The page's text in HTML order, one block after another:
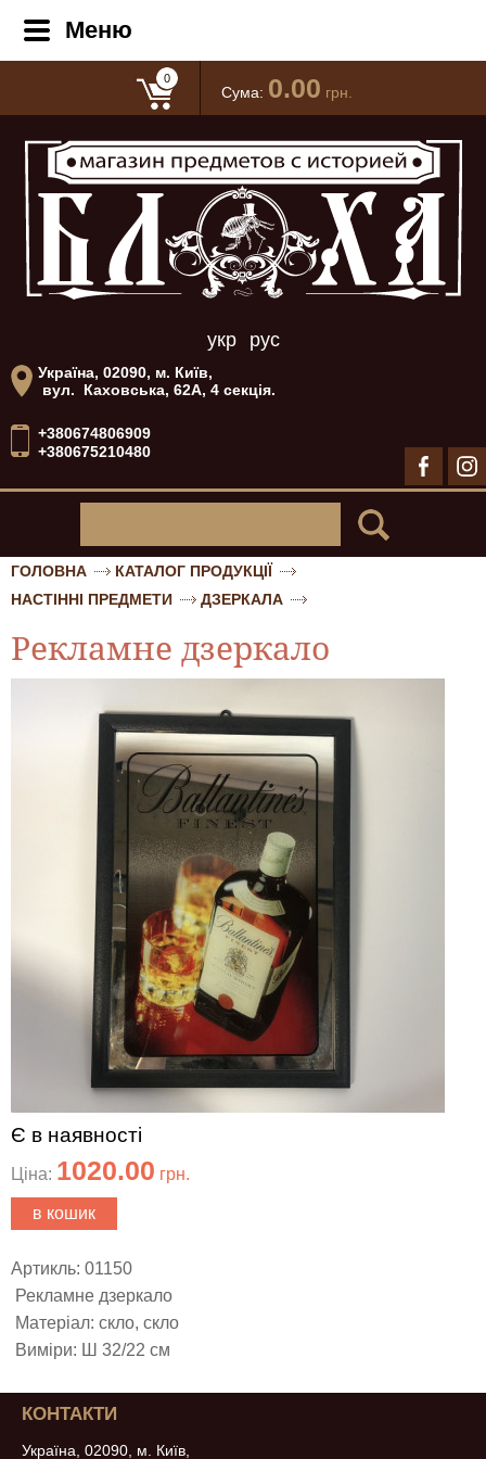
0
Сума: 0.00 грн.
укр рус
Україна, 02090, м. Київ,
вул. Каховська, 62А, 4 секція.
+380674806909
+380675210480
Меню
ГОЛОВНА
КАТАЛОГ ПРОДУКЦІЇ
НАСТІННІ ПРЕДМЕТИ
ДЗЕРКАЛА
Рекламне дзеркало
Є в наявності
Ціна: 1020.00 грн.
в кошик
Артикль: 01150
Рекламне дзеркало
Матеріал: скло, скло
Виміри: Ш 32/22 см
КОНТАКТИ
Україна, 02090, м. Київ,